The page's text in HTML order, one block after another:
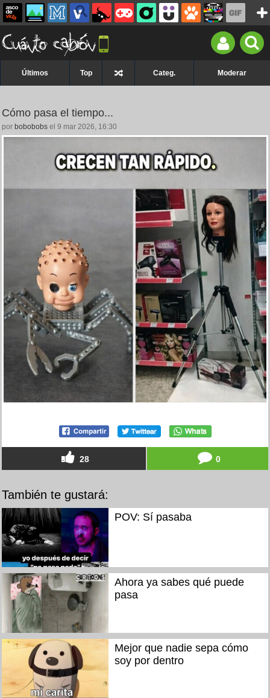
Últimos Top Categ. Moderar
Cómo pasa el tiempo...
por bobobobs el 9 mar 2026, 16:30
28 0
También te gustará:
POV: Sí pasaba
Ahora ya sabes qué puede
pasa
Mejor que nadie sepa cómo
soy por dentro